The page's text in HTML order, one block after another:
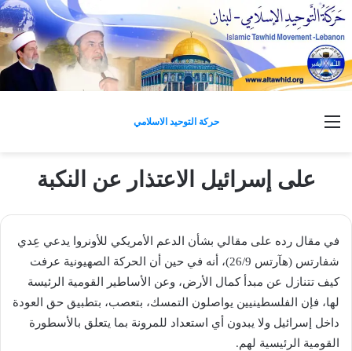
حركة التوحيد الاسلامي
على إسرائيل الاعتذار عن النكبة
في مقال رده على مقالي بشأن الدعم الأمريكي للأونروا يدعي عِدي
شفارتس (هآرتس 26/9)، أنه في حين أن الحركة الصهيونية عرفت
كيف تتنازل عن مبدأ كمال الأرض، وعن الأساطير القومية الرئيسة
لها، فإن الفلسطينيين يواصلون التمسك، بتعصب، بتطبيق حق العودة
داخل إسرائيل ولا يبدون أي استعداد للمرونة بما يتعلق بالأسطورة
القومية الرئيسية لهم.